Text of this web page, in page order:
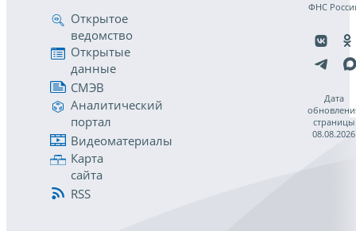
Открытое
ведомство
Открытые
данные
СМЭВ
Аналитический
портал
Видеоматериалы
Карта
сайта
RSS
ФНС
Дата
страницы
08.08.2026